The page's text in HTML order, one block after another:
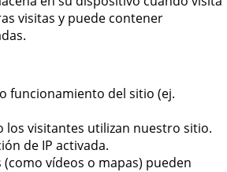
visitas y puede contener
funcionamiento del sitio (ej.
los visitantes utilizan nuestro sitio.
de IP activada.
vídeos o mapas) pueden